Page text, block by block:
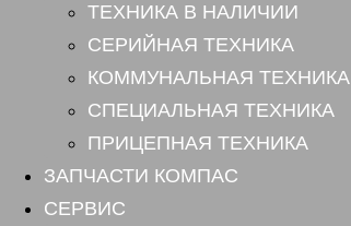
ТЕХНИКА В НАЛИЧИИ
СЕРИЙНАЯ ТЕХНИКА
КОММУНАЛЬНАЯ ТЕХНИКА
СПЕЦИАЛЬНАЯ ТЕХНИКА
ПРИЦЕПНАЯ ТЕХНИКА
ЗАПЧАСТИ КОМПАС
СЕРВИС